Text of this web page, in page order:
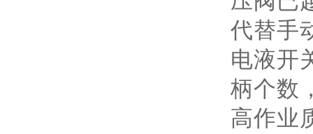
代替手
电液开
柄个数
高作业